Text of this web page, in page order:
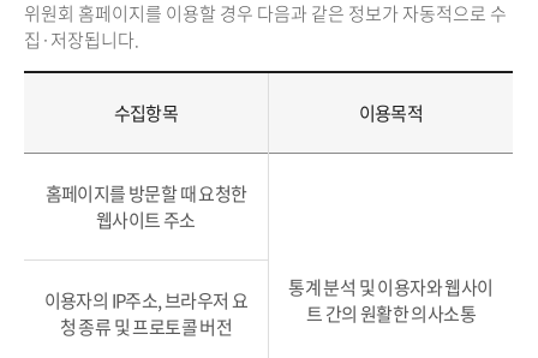
위원회 홈페이지를 이용할 경우 다음과 같은 정보가 자동적으로 수
집·저장됩니다.
수집항목 이용목적
홈페이지를 방문할 때 요청한
웹사이트 주소
통계 분석 및 이용자와 웹사이
트 간의 원활한 의사소통
이용자의 IP주소, 브라우저 요
청 종류 및 프로토콜 버전